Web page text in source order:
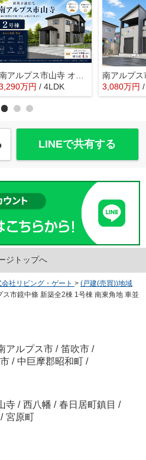
南アルプス市山寺 オール電化新築全3棟 2号棟 車並列3台
万円 / 4LDK 3,080万円
LINEで共有する
ジトップへ
社リビング・ゲート > (戸建(売買))地域
ス市鏡中條 新築全2棟 1号棟 南東角地 車並
アルプス市 / 笛吹市 /
/ 中巨摩郡昭和町 /
寺 / 西八幡 / 春日居町鎮目 /
/ 宮原町